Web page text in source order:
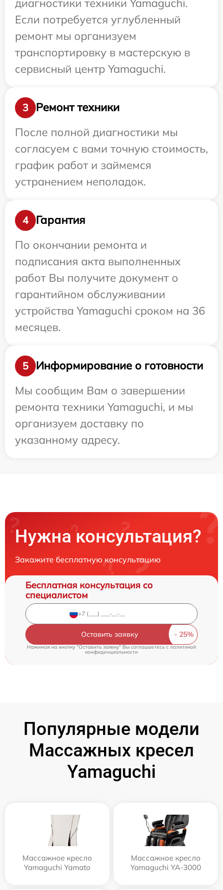
диагностики техники Yamaguchi.
Если потребуется углубленный
ремонт мы организуем
транспортировку в мастерскую в
сервисный центр Yamaguchi.
3
Ремонт техники
После полной диагностики мы
согласуем с вами точную стоимость,
график работ и займемся
устранением неполадок.
4
Гарантия
По окончании ремонта и
подписания акта выполненных
работ Вы получите документ о
гарантийном обслуживании
устройства Yamaguchi сроком на 36
месяцев.
5
Информирование о готовности
Мы сообщим Вам о завершении
ремонта техники Yamaguchi, и мы
организуем доставку по
указанному адресу.
Нужна консультация?
Закажите бесплатную консультацию
Бесплатная консультация со
специалистом
Оставить заявку
Нажимая на кнопку "Оставить заявку" Вы соглашаетесь cполитикой
конфиденциальности
Популярные модели
Массажных кресел
Yamaguchi
Массажное кресло
Yamaguchi Yamato
Массажное кресло
Yamaguchi YA-3000